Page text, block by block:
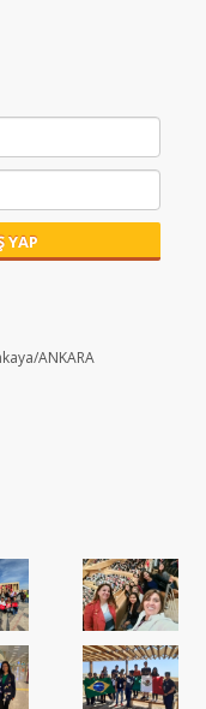
YAP
ANKARA